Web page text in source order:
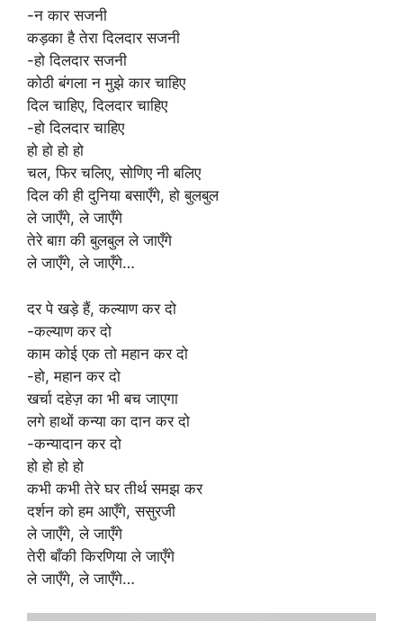
-न कार सजनी
कड़का है तेरा दिलदार सजनी
-हो दिलदार सजनी
कोठी बंगला न मुझे कार चाहिए
दिल चाहिए, दिलदार चाहिए
-हो दिलदार चाहिए
हो हो हो हो
चल, फिर चलिए, सोणिए नी बलिए
दिल की ही दुनिया बसाएँगे, हो बुलबुल
ले जाएँगे, ले जाएँगे
तेरे बाग़ की बुलबुल ले जाएँगे
ले जाएँगे, ले जाएँगे…
दर पे खड़े हैं, कल्याण कर दो
-कल्याण कर दो
काम कोई एक तो महान कर दो
-हो, महान कर दो
खर्चा दहेज़ का भी बच जाएगा
लगे हाथों कन्या का दान कर दो
-कन्यादान कर दो
हो हो हो हो
कभी कभी तेरे घर तीर्थ समझ कर
दर्शन को हम आएँगे, ससुरजी
ले जाएँगे, ले जाएँगे
तेरी बाँकी किरणिया ले जाएँगे
ले जाएँगे, ले जाएँगे…